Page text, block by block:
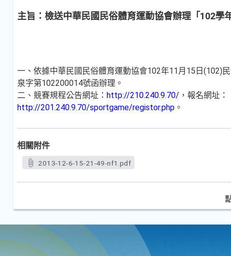
主旨：檢送中華民國民俗體育運動協會辦理「102學
一、依據中華民國民俗體育運動協會102年11月15日(102)
泉字第102200014號函辦理。
二、競賽規程公告網址： http://210.240.9.70/ ，報名網址：
http://201.240.9.70/sportgame/registor.php 。
相關附件
2013-12-6-15-21-49-nf1.pdf